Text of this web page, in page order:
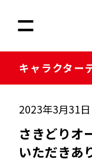
キャラクター
2023年3月31日
さきどりオ
いただきあ